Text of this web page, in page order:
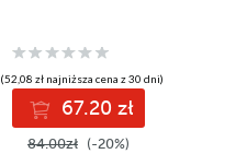
(52,08 zł najniższa cena z 30 dni)
67.20 zł
84.00zł (-20%)